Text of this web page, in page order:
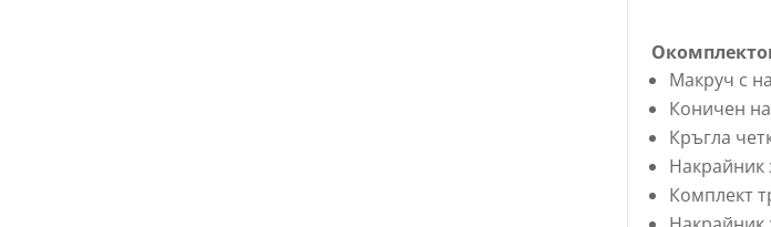
Макруч с
Коничен
Кръгла
Накрайник
Комплект